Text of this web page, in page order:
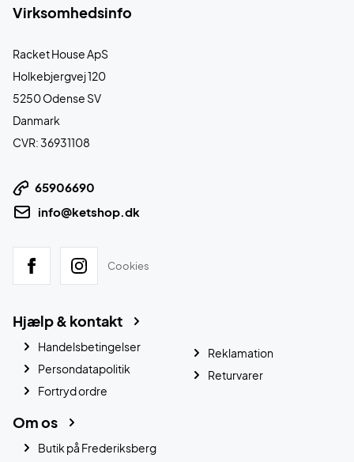
Virksomhedsinfo
Racket House ApS
Holkebjergvej 120
5250 Odense SV
Danmark
CVR: 36931108
65906690
info@ketshop.dk
Cookies
Hjælp & kontakt
Handelsbetingelser
Persondatapolitik
Fortryd ordre
Reklamation
Returvarer
Om os
Butik på Frederiksberg